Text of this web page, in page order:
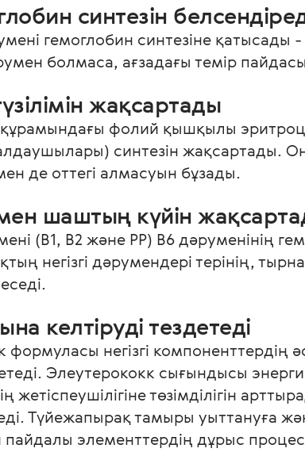
синтезін
гемоглобин синтезіне қатысады
болмаса, ағзадағы темір
жақсартады
фолий қышқылы
синтезін жақсартады.
де оттегі алмасуын бұзады.
шаштың күйін
(B1, B2 және PP) В6 дәруменінің
негізгі дәрумендері терінің,
келтіруді тездетеді
формуласы негізгі
Элеутерококк сығындысы
жетіспеушілігіне төзімділігін
Түйежапырақ тамыры уыттануға
элементтердің дұрыс